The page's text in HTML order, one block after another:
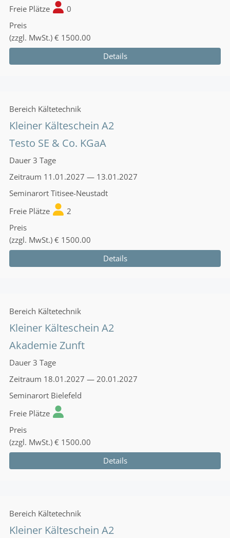
Freie Plätze
0
Preis
(zzgl. MwSt.) € 1500.00
Details
Bereich Kältetechnik
Kleiner Kälteschein A2
Testo SE & Co. KGaA
Dauer 3 Tage
Zeitraum 11.01.2027 — 13.01.2027
Seminarort Titisee-Neustadt
Freie Plätze
2
Preis
(zzgl. MwSt.) € 1500.00
Details
Bereich Kältetechnik
Kleiner Kälteschein A2
Akademie Zunft
Dauer 3 Tage
Zeitraum 18.01.2027 — 20.01.2027
Seminarort Bielefeld
Freie Plätze
Preis
(zzgl. MwSt.) € 1500.00
Details
Bereich Kältetechnik
Kleiner Kälteschein A2